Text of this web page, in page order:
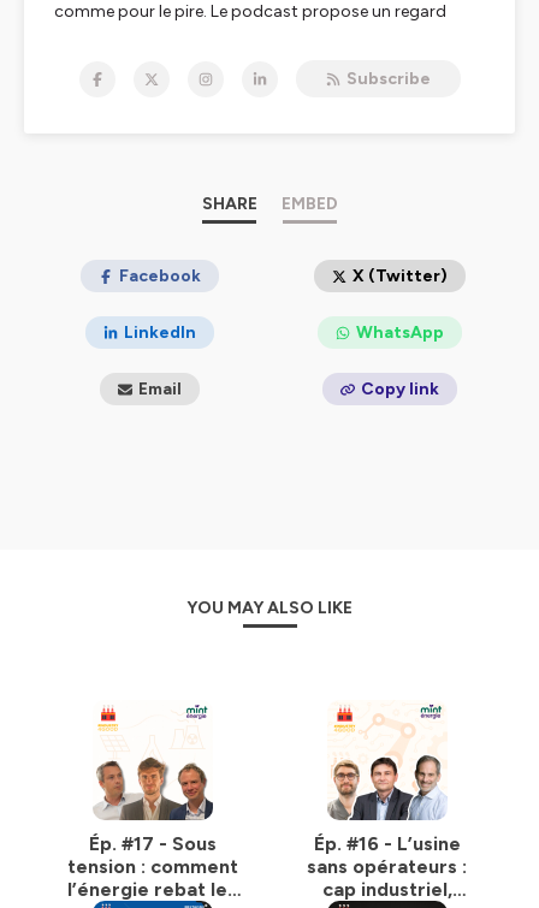
comme pour le pire. Le podcast propose un regard
environnementaux et humains sans précédent. Un
Hébergé par Ausha. Visitez
ausha.co/politique-de-
pour plus d'informations.
Subscribe
SHARE EMBED
Facebook X (Twitter)
LinkedIn WhatsApp
Email Copy link
YOU MAY ALSO LIKE
Ép. #17 - Sous
tension : comment
l’énergie rebat les
Ép. #16 - L’usine
sans opérateurs :
cap industriel,